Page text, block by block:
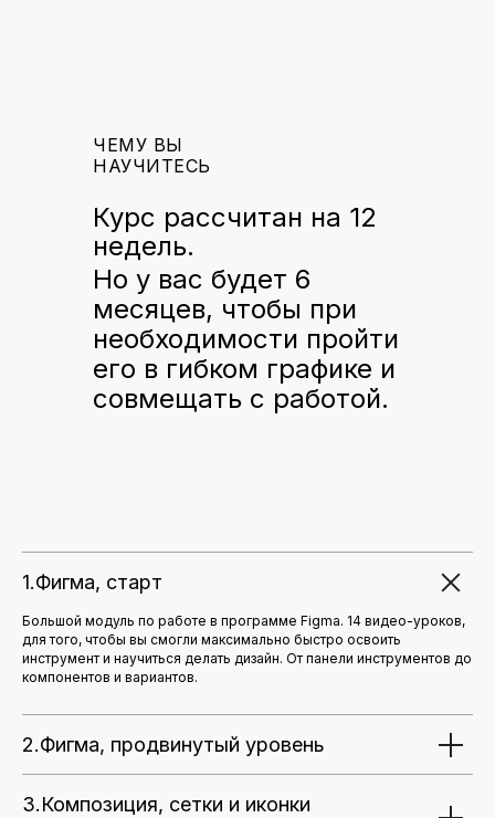
Курс рассчитан на 12
недель.
Но у вас будет 6
месяцев, чтобы при
необходимости пройти
его в гибком графике и
совмещать с работой.
ЧЕМУ ВЫ
НАУЧИТЕСЬ
1.Фигма, старт
Большой модуль по работе в программе Figma. 14 видео-уроков,
для того, чтобы вы смогли максимально быстро освоить
инструмент и научиться делать дизайн. От панели инструментов до
компонентов и вариантов.
2.Фигма, продвинутый уровень
3.Композиция, сетки и иконки